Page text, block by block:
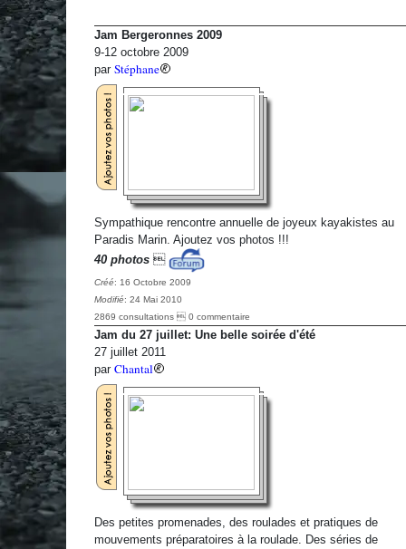
Jam Bergeronnes 2009
9-12 octobre 2009
par Stéphane
Sympathique rencontre annuelle de joyeux kayakistes au
Paradis Marin. Ajoutez vos photos !!!
40 photos
Créé: 16 Octobre 2009
Modifié: 24 Mai 2010
2869 consultations  0 commentaire
Jam du 27 juillet: Une belle soirée d'été
27 juillet 2011
par Chantal
Des petites promenades, des roulades et pratiques de
mouvements préparatoires à la roulade. Des séries de